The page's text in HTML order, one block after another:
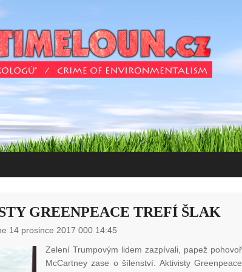
GREENPEACE TREFÍ ŠLAK
14 prosince 2017 000 14:45
Zelení Trumpovým lidem zazpívali, papež
McCartney zase o šílenství. Aktivisty